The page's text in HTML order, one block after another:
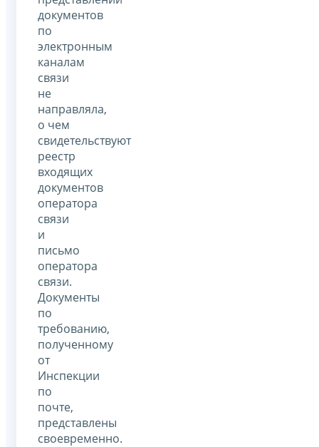
документов
по
электронным
каналам
связи
не
направляла,
о чем
свидетельствуют
реестр
входящих
документов
оператора
связи
и
письмо
оператора
связи.
Документы
по
требованию,
полученному
от
Инспекции
по
почте,
представлены
своевременно.